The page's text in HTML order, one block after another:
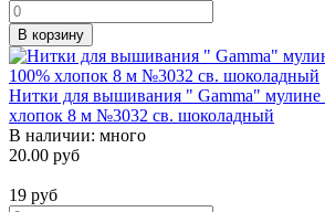
В корзину
Нитки для вышивания " Gamma" мулине
хлопок 8 м №3032 св. шоколадный
В наличии: много
20.00 руб
19 руб